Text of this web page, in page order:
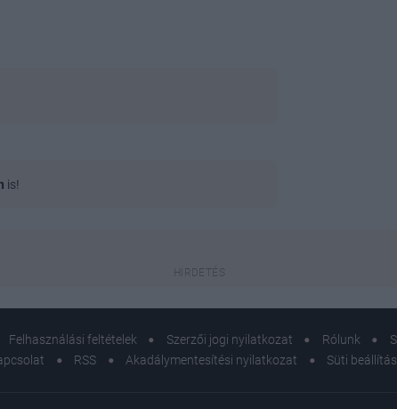
is!
Felhasználási feltételek Szerzői jogi nyilatkozat Rólunk
RSS Akadálymentesítési nyilatkozat Süti